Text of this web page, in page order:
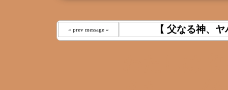
« prev message « 【 父なる神、